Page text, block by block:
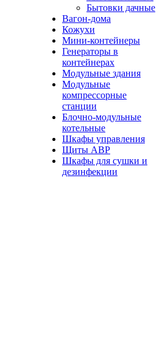
Бытовки дачные
Вагон-дома
Кожухи
Мини-контейнеры
Генераторы в
контейнерах
Модульные здания
Модульные
компрессорные
станции
Блочно-модульные
котельные
Шкафы управления
Щиты АВР
Шкафы для сушки и
дезинфекции